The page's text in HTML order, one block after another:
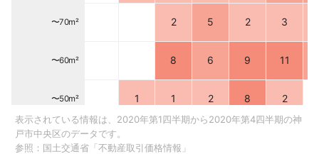
〜70m² 2 5 2 3
〜60m² 8 6 9 11
〜50m² 1 1 2 8 2
〜40m²
表示されている情報は、2020年第1四半期から2020年第4四半期の神
戸市中央区のデータです。
参照： 国土交通省「不動産取引価格情報」